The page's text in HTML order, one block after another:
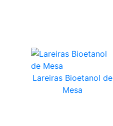
Lareiras Bioetanol de
Mesa